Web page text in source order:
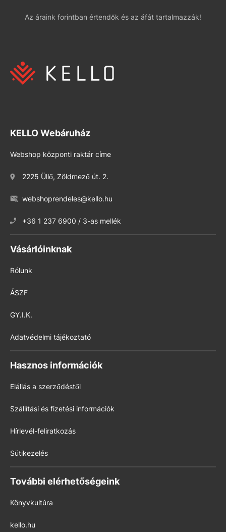
Az áraink forintban értendők és az áfát tartalmazzák!
KELLO Webáruház
Webshop központi raktár címe
2225 Üllő, Zöldmező út. 2.
webshoprendeles@kello.hu
+36 1 237 6900 / 3-as mellék
Vásárlóinknak
Rólunk
ÁSZF
GY.I.K.
Adatvédelmi tájékoztató
Hasznos információk
Elállás a szerződéstől
Szállítási és fizetési információk
Hírlevél-feliratkozás
Sütikezelés
További elérhetőségeink
Könyvkultúra
kello.hu